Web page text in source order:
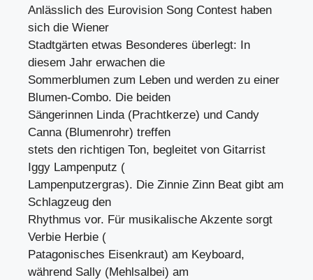
Anlässlich des Eurovision Song Contest haben
sich die Wiener
Stadtgärten etwas Besonderes überlegt: In
diesem Jahr erwachen die
Sommerblumen zum Leben und werden zu einer
Blumen-Combo. Die beiden
Sängerinnen Linda (Prachtkerze) und Candy
Canna (Blumenrohr) treffen
stets den richtigen Ton, begleitet von Gitarrist
Iggy Lampenputz (
Lampenputzergras). Die Zinnie Zinn Beat gibt am
Schlagzeug den
Rhythmus vor. Für musikalische Akzente sorgt
Verbie Herbie (
Patagonisches Eisenkraut) am Keyboard,
während Sally (Mehlsalbei) am